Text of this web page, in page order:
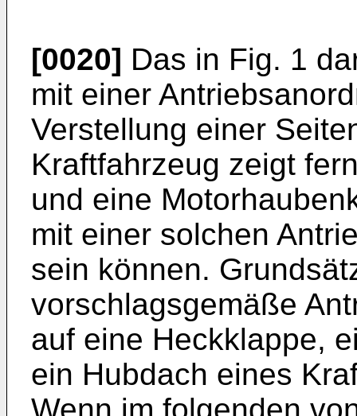
[0020] Das in Fig. 1
mit einer
Verstellung einer
Kraftfahrzeug zeigt
und eine
mit einer solchen
sein können.
vorschlagsgemäße
auf eine Heckklappe,
ein Hubdach eines